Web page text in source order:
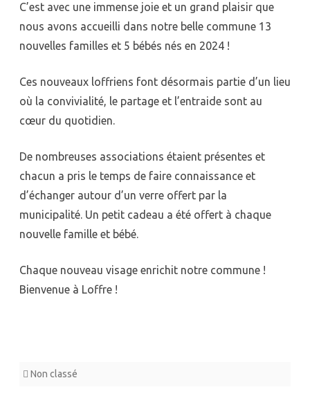
nouveaux
C’est avec une immense joie et un grand plaisir que
nous avons accueilli dans notre belle commune 13
nouvelles familles et 5 bébés nés en 2024 !
Ces nouveaux loffriens font désormais partie d’un lieu
où la convivialité, le partage et l’entraide sont au
cœur du quotidien.
De nombreuses associations étaient présentes et
chacun a pris le temps de faire connaissance et
d’échanger autour d’un verre offert par la
municipalité. Un petit cadeau a été offert à chaque
nouvelle famille et bébé.
Chaque nouveau visage enrichit notre commune !
Bienvenue à Loffre !
Non classé